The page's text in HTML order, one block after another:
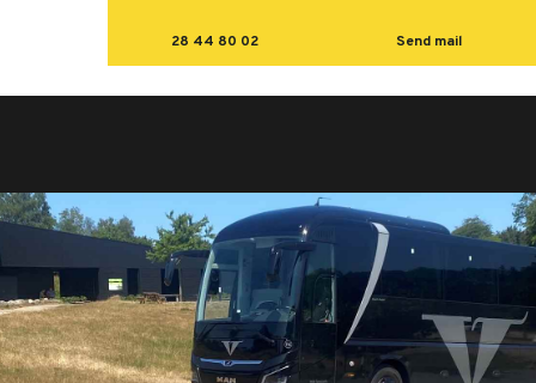
28 44 80 02 Send mail